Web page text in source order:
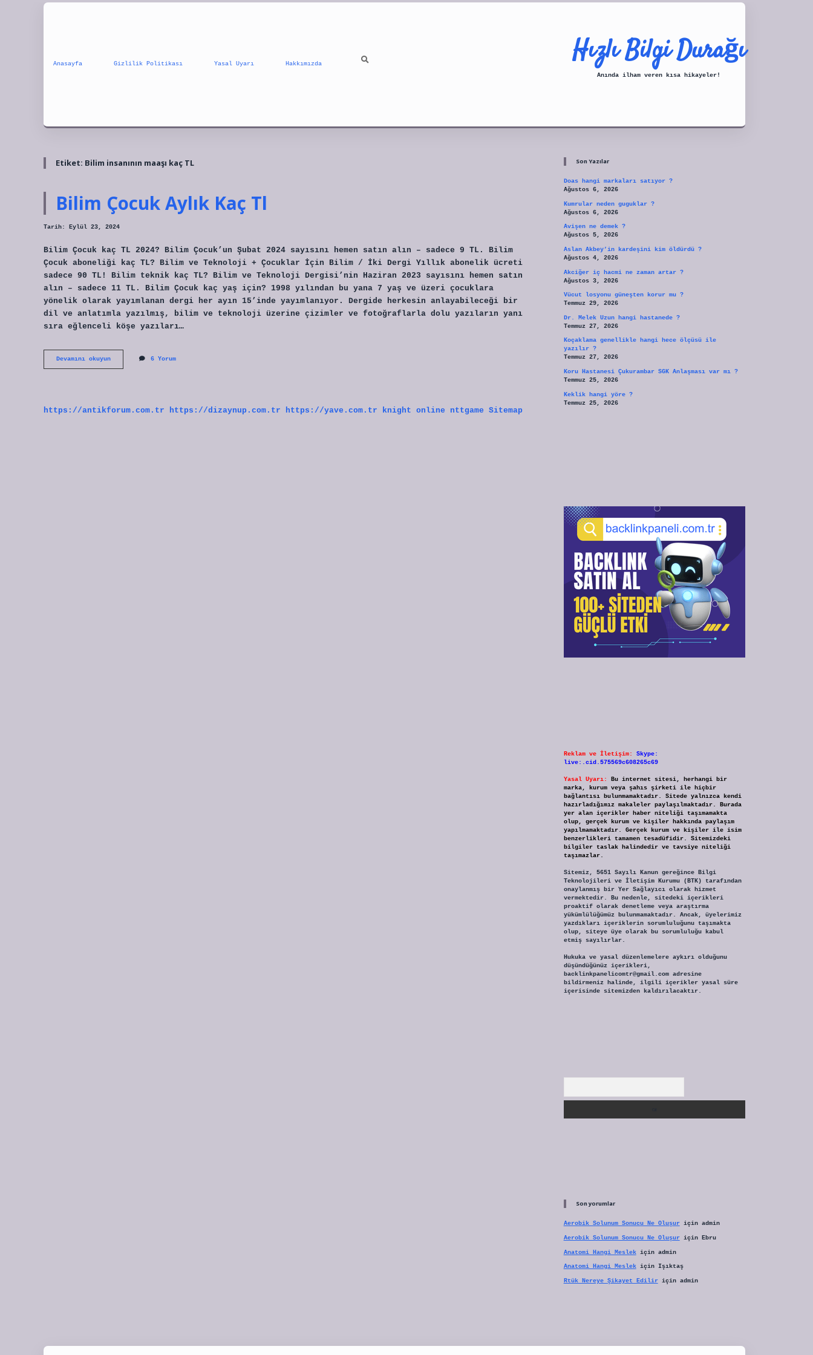
Anasayfa Gizlilik Politikası Yasal Uyarı Hakkımızda Hızlı Bilgi Durağı
Anında ilham veren kısa hikayeler!
Etiket: Bilim insanının maaşı kaç TL
Bilim Çocuk Aylık Kaç Tl
Tarih: Eylül 23, 2024
Bilim Çocuk kaç TL 2024? Bilim Çocuk’un Şubat 2024 sayısını hemen satın alın – sadece 9 TL. Bilim
Çocuk aboneliği kaç TL? Bilim ve Teknoloji + Çocuklar İçin Bilim / İki Dergi Yıllık abonelik ücreti
sadece 90 TL! Bilim teknik kaç TL? Bilim ve Teknoloji Dergisi’nin Haziran 2023 sayısını hemen satın
alın – sadece 11 TL. Bilim Çocuk kaç yaş için? 1998 yılından bu yana 7 yaş ve üzeri çocuklara
yönelik olarak yayımlanan dergi her ayın 15’inde yayımlanıyor. Dergide herkesin anlayabileceği bir
dil ve anlatımla yazılmış, bilim ve teknoloji üzerine çizimler ve fotoğraflarla dolu yazıların yanı
sıra eğlenceli köşe yazıları…
Devamını okuyunBilim
Çocuk
6 Yorum
https://antikforum.com.tr https://dizaynup.com.tr https://yave.com.tr knight online nttgame Sitemap
Son Yazılar
Doas hangi markaları satıyor ?
Ağustos 6, 2026
Kumrular neden guguklar ?
Ağustos 6, 2026
Avişen ne demek ?
Ağustos 5, 2026
Aslan Akbey’in kardeşini kim öldürdü ?
Ağustos 4, 2026
Akciğer iç hacmi ne zaman artar ?
Ağustos 3, 2026
Vücut losyonu güneşten korur mu ?
Temmuz 29, 2026
Dr. Melek Uzun hangi hastanede ?
Temmuz 27, 2026
Koçaklama genellikle hangi hece ölçüsü ile
yazılır ?
Temmuz 27, 2026
Koru Hastanesi Çukurambar SGK Anlaşması var mı ?
Temmuz 25, 2026
Keklik hangi yöre ?
Temmuz 25, 2026
Reklam ve İletişim:
Skype:
live:.cid.575569c608265c69
Yasal Uyarı:
Bu internet sitesi, herhangi bir
marka, kurum veya şahıs şirketi ile hiçbir
bağlantısı bulunmamaktadır. Sitede yalnızca kendi
hazırladığımız makaleler paylaşılmaktadır. Burada
yer alan içerikler haber niteliği taşımamakta
olup, gerçek kurum ve kişiler hakkında paylaşım
yapılmamaktadır. Gerçek kurum ve kişiler ile isim
benzerlikleri tamamen tesadüfidir. Sitemizdeki
bilgiler taslak halindedir ve tavsiye niteliği
taşımazlar.
Sitemiz, 5651 Sayılı Kanun gereğince Bilgi
Teknolojileri ve İletişim Kurumu (BTK) tarafından
onaylanmış bir Yer Sağlayıcı olarak hizmet
vermektedir. Bu nedenle, sitedeki içerikleri
proaktif olarak denetleme veya araştırma
yükümlülüğümüz bulunmamaktadır. Ancak, üyelerimiz
yazdıkları içeriklerin sorumluluğunu taşımakta
olup, siteye üye olarak bu sorumluluğu kabul
etmiş sayılırlar.
Hukuka ve yasal düzenlemelere aykırı olduğunu
düşündüğünüz içerikleri,
backlinkpanelicomtr@gmail.comadresine
bildirmeniz halinde, ilgili içerikler yasal süre
içerisinde sitemizden kaldırılacaktır.
Son yorumlar
Aerobik Solunum Sonucu Ne Oluşuriçin admin
Aerobik Solunum Sonucu Ne Oluşuriçin Ebru
Anatomi Hangi Meslekiçin admin
Anatomi Hangi Meslekiçin Işıktaş
Rtük Nereye Şikayet Ediliriçin admin